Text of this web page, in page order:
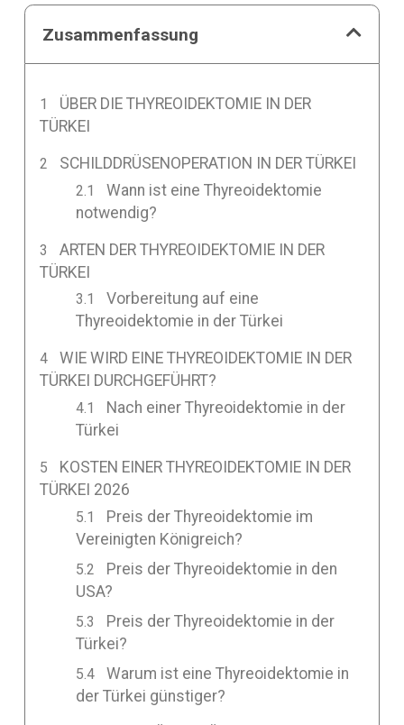
Zusammenfassung
ÜBER DIE THYREOIDEKTOMIE IN DER
TÜRKEI
SCHILDDRÜSENOPERATION IN DER TÜRKEI
Wann ist eine Thyreoidektomie
notwendig?
ARTEN DER THYREOIDEKTOMIE IN DER
TÜRKEI
Vorbereitung auf eine
Thyreoidektomie in der Türkei
WIE WIRD EINE THYREOIDEKTOMIE IN DER
TÜRKEI DURCHGEFÜHRT?
Nach einer Thyreoidektomie in der
Türkei
KOSTEN EINER THYREOIDEKTOMIE IN DER
TÜRKEI 2026
Preis der Thyreoidektomie im
Vereinigten Königreich?
Preis der Thyreoidektomie in den
USA?
Preis der Thyreoidektomie in der
Türkei?
Warum ist eine Thyreoidektomie in
der Türkei günstiger?